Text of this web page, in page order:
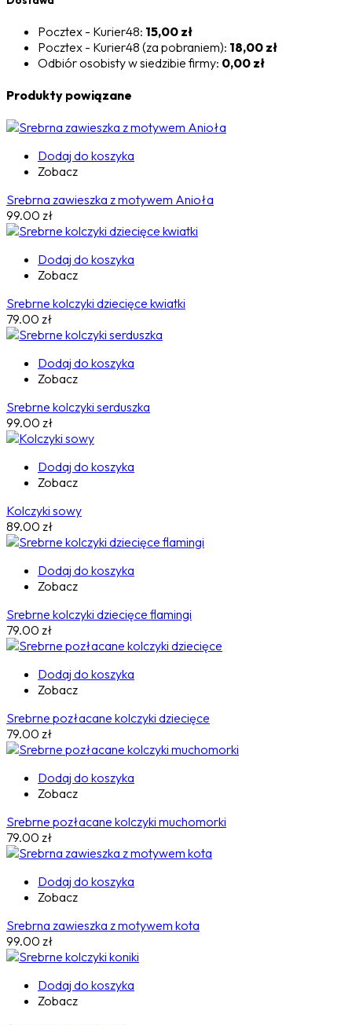
Pocztex - Kurier48: 15,00 zł
Pocztex - Kurier48 (za pobraniem): 18,00 zł
Odbiór osobisty w siedzibie firmy: 0,00 zł
Produkty powiązane
Dodaj do koszyka
Zobacz
Srebrna zawieszka z motywem Anioła
99.00 zł
Dodaj do koszyka
Zobacz
Srebrne kolczyki dziecięce kwiatki
79.00 zł
Dodaj do koszyka
Zobacz
Srebrne kolczyki serduszka
99.00 zł
Dodaj do koszyka
Zobacz
Kolczyki sowy
89.00 zł
Dodaj do koszyka
Zobacz
Srebrne kolczyki dziecięce flamingi
79.00 zł
Dodaj do koszyka
Zobacz
Srebrne pozłacane kolczyki dziecięce
79.00 zł
Dodaj do koszyka
Zobacz
Srebrne pozłacane kolczyki muchomorki
79.00 zł
Dodaj do koszyka
Zobacz
Srebrna zawieszka z motywem kota
99.00 zł
Dodaj do koszyka
Zobacz